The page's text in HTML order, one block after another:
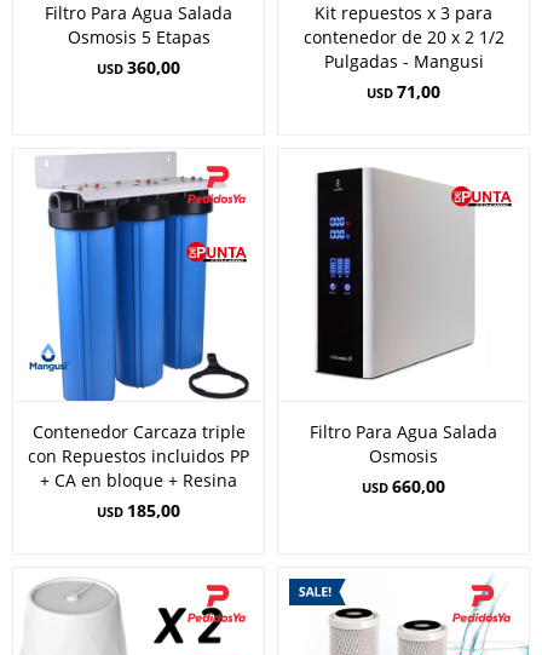
Filtro Para Agua Salada
Osmosis 5 Etapas
USD 360,00
Kit repuestos x 3 para
contenedor de 20 x 2 1/2
Pulgadas - Mangusi
USD 71,00
Contenedor Carcaza triple
con Repuestos incluidos PP
+ CA en bloque + Resina
USD 185,00
Filtro Para Agua Salada
Osmosis
USD 660,00